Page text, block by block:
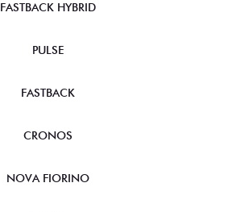
FASTBACK HYBRID
PULSE
FASTBACK
CRONOS
NOVA FIORINO